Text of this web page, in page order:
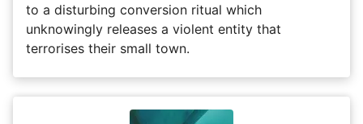
to a disturbing conversion ritual which
unknowingly releases a violent entity that
terrorises their small town.